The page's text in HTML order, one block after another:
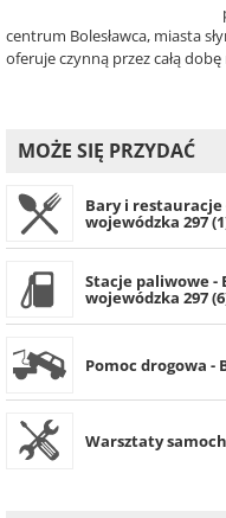
centrum Bolesławca, miasta
oferuje czynną przez całą dobę
MOŻE SIĘ PRZYDAĆ
Bary i restauracje
wojewódzka 297
Stacje paliwowe -
wojewódzka 297
Pomoc drogowa -
Warsztaty